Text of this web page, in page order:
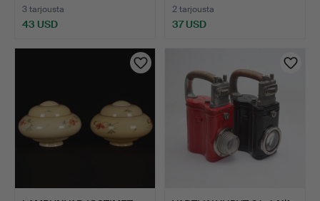
3 tarjousta
43 USD
2 tarjousta
37 USD